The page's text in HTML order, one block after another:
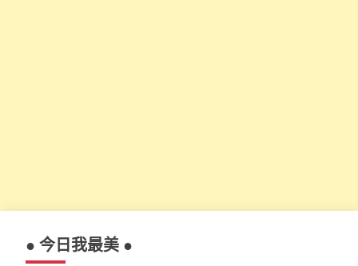
● 今日我最美 ●